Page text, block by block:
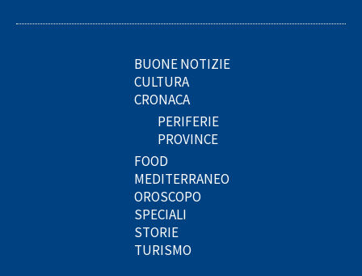
BUONE NOTIZIE
CULTURA
CRONACA
PERIFERIE
PROVINCE
FOOD
MEDITERRANEO
OROSCOPO
SPECIALI
STORIE
TURISMO